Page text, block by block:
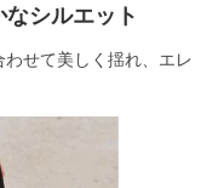
シルエット
せて美しく揺れ、エレ